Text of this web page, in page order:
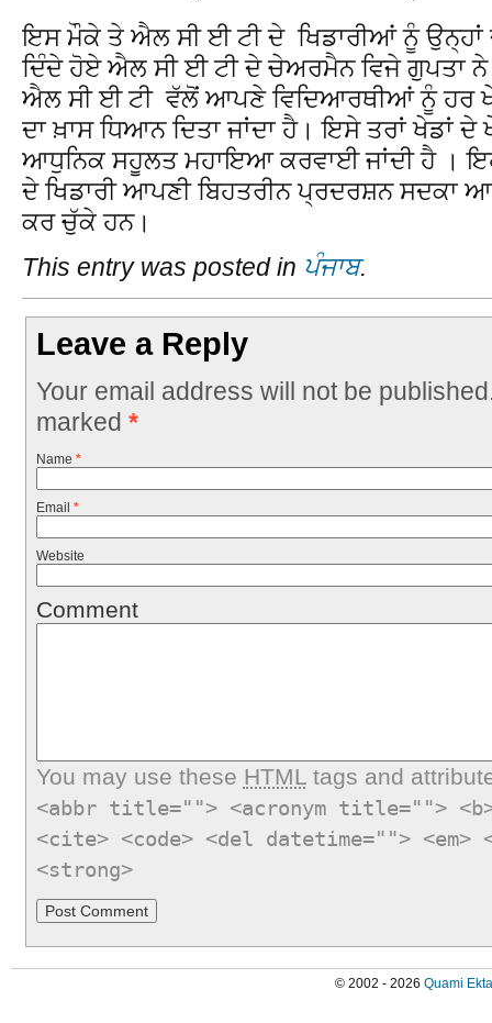
ਇਸ ਮੌਕੇ ਤੇ ਐਲ ਸੀ ਈ ਟੀ ਦੇ ਖਿਡਾਰੀਆਂ ਨੂੰ
ਦਿੰਦੇ ਹੋਏ ਐਲ ਸੀ ਈ ਟੀ ਦੇ ਚੇਅਰਮੈਨ ਵਿਜੇ ਗੁਪਤਾ
ਐਲ ਸੀ ਈ ਟੀ ਵੱਲੋਂ ਆਪਣੇ ਵਿਦਿਆਰਥੀਆਂ ਨੂੰ ਹਰ
ਦਾ ਖ਼ਾਸ ਧਿਆਨ ਦਿਤਾ ਜਾਂਦਾ ਹੈ। ਇਸੇ ਤਰਾਂ ਖੇਡਾਂ ਦੇ
ਆਧੁਨਿਕ ਸਹੂਲਤ ਮਹਾਇਆ ਕਰਵਾਈ ਜਾਂਦੀ ਹੈ ।
ਦੇ ਖਿਡਾਰੀ ਆਪਣੀ ਬਿਹਤਰੀਨ ਪ੍ਰਦਰਸ਼ਨ ਸਦਕਾ
ਕਰ ਚੁੱਕੇ ਹਨ।
This entry was posted in ਪੰਜਾਬ.
Leave a Reply
Your email address will not be
marked *
Name *
Email *
Website
Comment
You may use these HTMLtags and
<abbr title=""> <acronym title="">
<cite> <code> <del datetime="">
<strong>
© 2002 - 2026 Quami